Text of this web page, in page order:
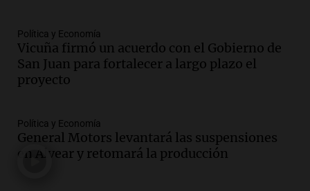
Audio.Perito Moreno recibe la Copa
Mundial de Natación de Invierno con
récords y atletas de 20 países
Amamos Argentina
Audio.Conductor imputado por
accidente fatal en San Luis dejó tres
jóvenes muertos y un herido grave
Política y Economía
Vicuña firmó un acuerdo con el Gobierno de
San Juan para fortalecer a largo plazo el
proyecto
Política y Economía
General Motors levantará las suspensiones
en Alvear y retomará la producción